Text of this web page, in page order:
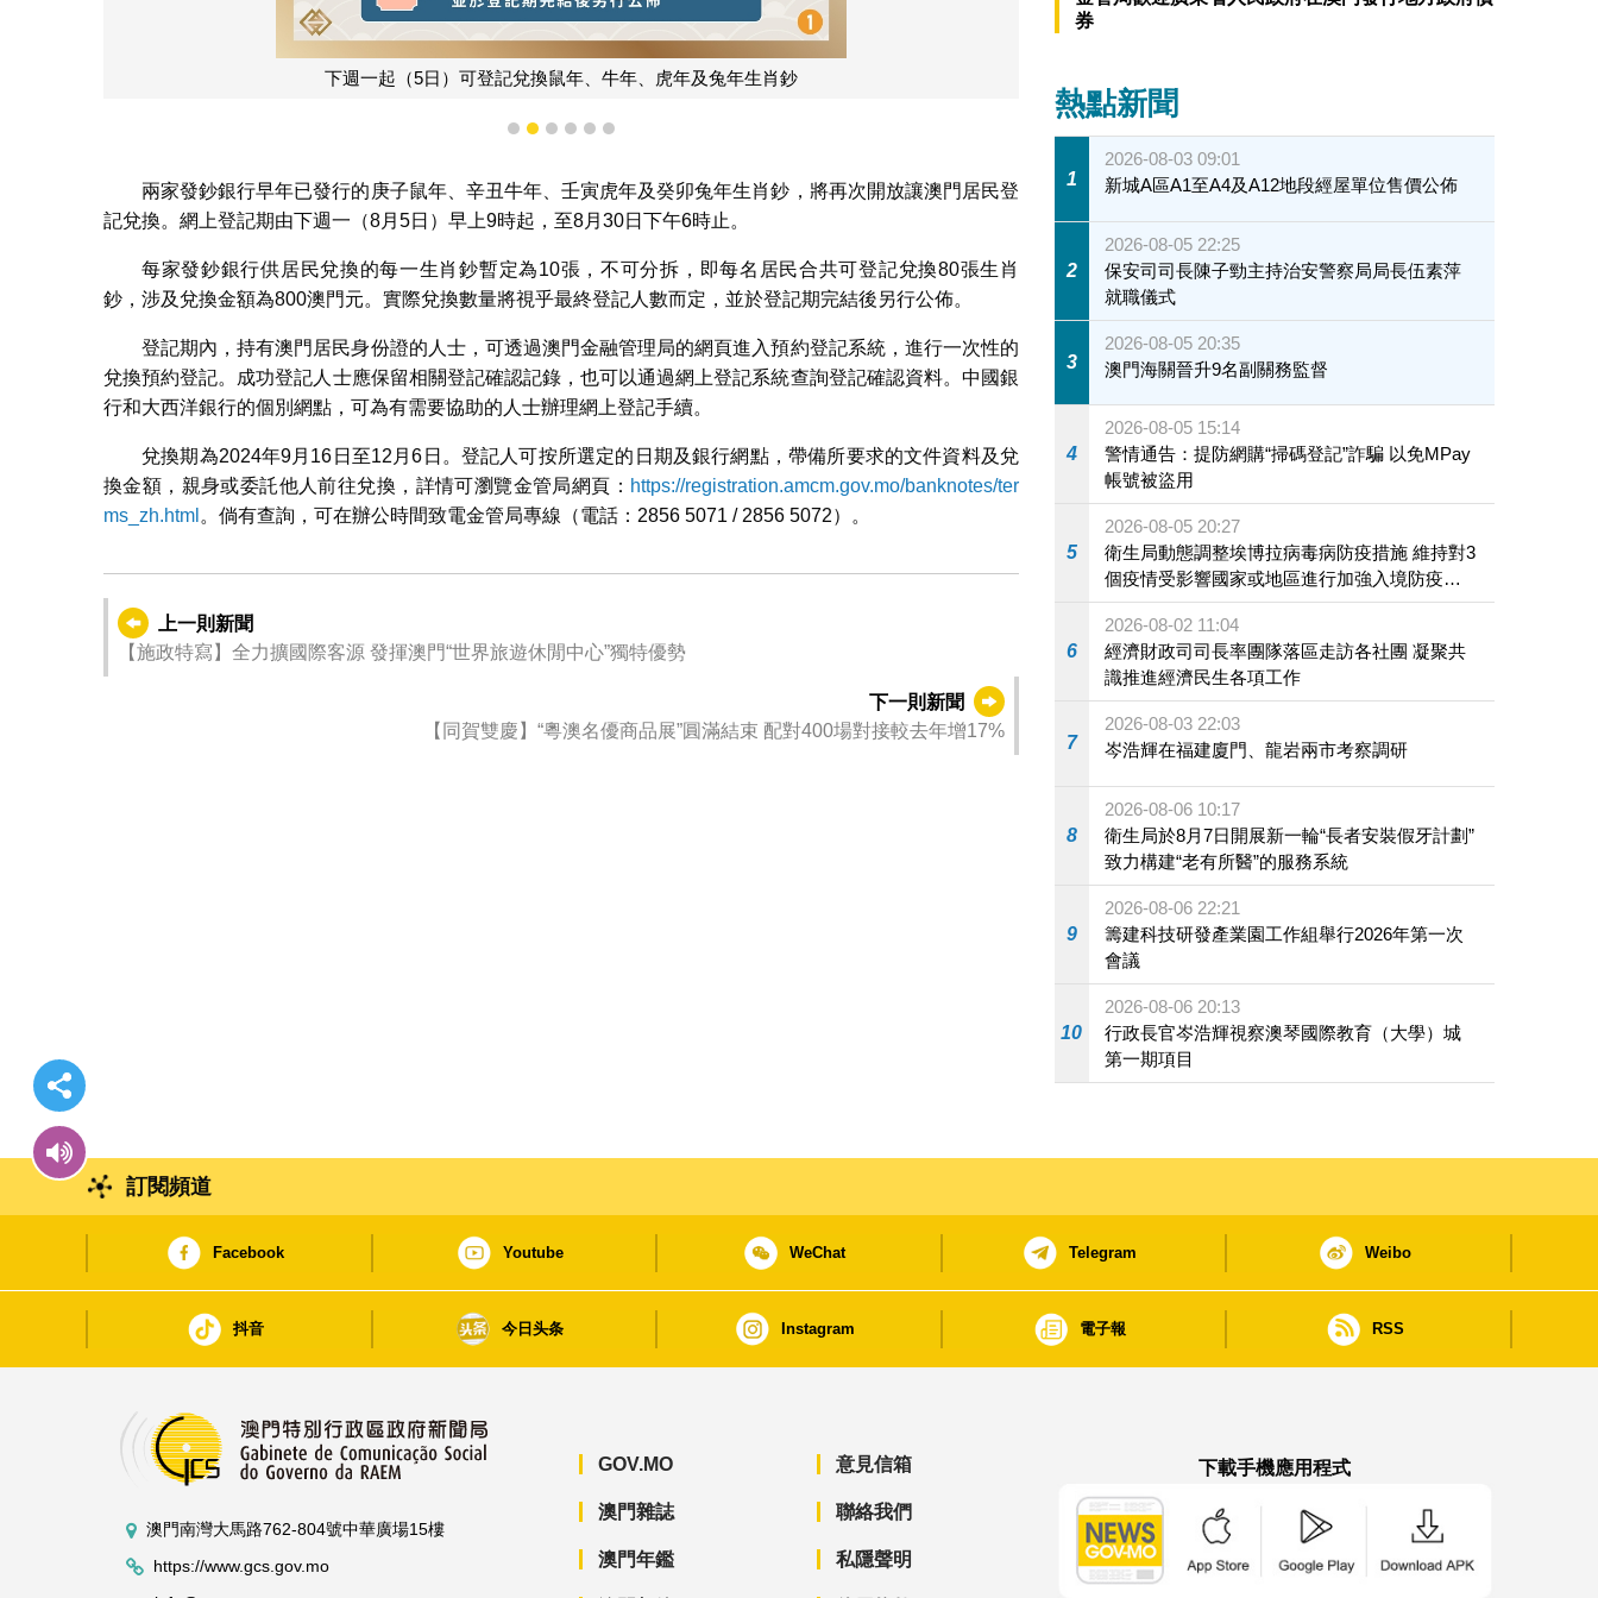
下週一起（5日）可登記兌換鼠年、牛年、虎年及兔年生肖鈔
1 2 3 4 5 6
兩家發鈔銀行早年已發行的庚子鼠年、辛丑牛年、壬寅虎年及癸卯兔年生肖鈔，將再次開放讓澳門居民登
記兌換。網上登記期由下週一（8月5日）早上9時起，至8月30日下午6時止。
每家發鈔銀行供居民兌換的每一生肖鈔暫定為10張，不可分拆，即每名居民合共可登記兌換80張生肖
鈔，涉及兌換金額為800澳門元。實際兌換數量將視乎最終登記人數而定，並於登記期完結後另行公佈。
登記期內，持有澳門居民身份證的人士，可透過澳門金融管理局的網頁進入預約登記系統，進行一次性的
兌換預約登記。成功登記人士應保留相關登記確認記錄，也可以通過網上登記系統查詢登記確認資料。中國銀
行和大西洋銀行的個別網點，可為有需要協助的人士辦理網上登記手續。
兌換期為2024年9月16日至12月6日。登記人可按所選定的日期及銀行網點，帶備所要求的文件資料及兌
換金額，親身或委託他人前往兌換，詳情可瀏覽金管局網頁： https://registration.amcm.gov.mo/banknotes/ter
ms_zh.html 。倘有查詢，可在辦公時間致電金管局專線（電話：2856 5071 / 2856 5072）。
上一則新聞
【施政特寫】全力擴國際客源 發揮澳門“世界旅遊休閒中心”獨特優勢
下一則新聞
【同賀雙慶】“粵澳名優商品展”圓滿結束 配對400場對接較去年增17%
券
熱點新聞
1
2026-08-03 09:01
新城A區A1至A4及A12地段經屋單位售價公佈
2
2026-08-05 22:25
保安司司長陳子勁主持治安警察局局長伍素萍
就職儀式
3
2026-08-05 20:35
澳門海關晉升9名副關務監督
4
2026-08-05 15:14
警情通告：提防網購“掃碼登記”詐騙 以免MPay
帳號被盜用
5
2026-08-05 20:27
衛生局動態調整埃博拉病毒病防疫措施 維持對3
個疫情受影響國家或地區進行加強入境防疫措
施
6
2026-08-02 11:04
經濟財政司司長率團隊落區走訪各社團 凝聚共
識推進經濟民生各項工作
7
2026-08-03 22:03
岑浩輝在福建廈門、龍岩兩市考察調研
8
2026-08-06 10:17
衛生局於8月7日開展新一輪“長者安裝假牙計劃”
致力構建“老有所醫”的服務系統
9
2026-08-06 22:21
籌建科技研發產業園工作組舉行2026年第一次
會議
10
2026-08-06 20:13
行政長官岑浩輝視察澳琴國際教育（大學）城
第一期項目
訂閱頻道
Facebook Youtube WeChat Telegram Weibo
抖音 今日头条 Instagram 電子報 RSS
澳門南灣大馬路762-804號中華廣場15樓
https://www.gcs.gov.mo
GOV.MO
澳門雜誌
澳門年鑑
意見信箱
聯絡我們
私隱聲明
下載手機應用程式